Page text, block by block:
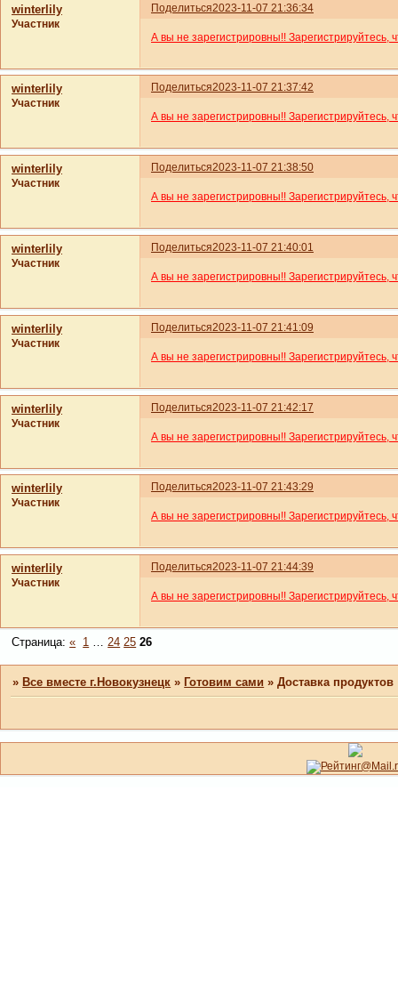
Поделиться2023-11-07 21:36:34
winterlily
Участник
А вы не зарегистрировны!! Зарегистрируйтесь,
Поделиться2023-11-07 21:37:42
winterlily
Участник
А вы не зарегистрировны!! Зарегистрируйтесь,
Поделиться2023-11-07 21:38:50
winterlily
Участник
А вы не зарегистрировны!! Зарегистрируйтесь,
Поделиться2023-11-07 21:40:01
winterlily
Участник
А вы не зарегистрировны!! Зарегистрируйтесь,
Поделиться2023-11-07 21:41:09
winterlily
Участник
А вы не зарегистрировны!! Зарегистрируйтесь,
Поделиться2023-11-07 21:42:17
winterlily
Участник
А вы не зарегистрировны!! Зарегистрируйтесь,
Поделиться2023-11-07 21:43:29
winterlily
Участник
А вы не зарегистрировны!! Зарегистрируйтесь,
Поделиться2023-11-07 21:44:39
winterlily
Участник
А вы не зарегистрировны!! Зарегистрируйтесь,
Страница:« 1 24 25 26
»Все вместе г.Новокузнецк »Готовим сами »Доставка продуктов